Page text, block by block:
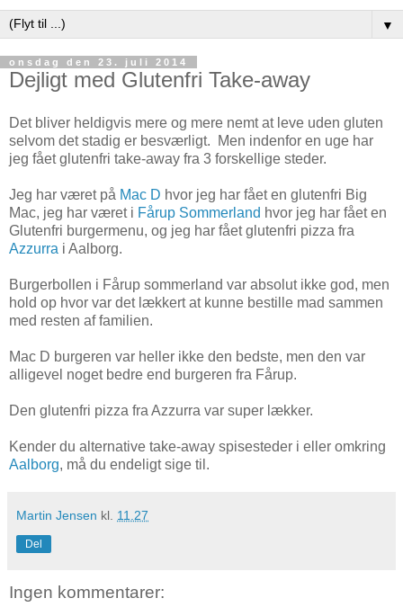
▼
onsdag den 23. juli 2014
Dejligt med Glutenfri Take-away
Det bliver heldigvis mere og mere nemt at leve uden gluten
selvom det stadig er besværligt. Men indenfor en uge har
jeg fået glutenfri take-away fra 3 forskellige steder.
Jeg har været på Mac D hvor jeg har fået en glutenfri Big
Mac, jeg har været i Fårup Sommerland hvor jeg har fået en
Glutenfri burgermenu, og jeg har fået glutenfri pizza fra
Azzurra i Aalborg.
Burgerbollen i Fårup sommerland var absolut ikke god, men
hold op hvor var det lækkert at kunne bestille mad sammen
med resten af familien.
Mac D burgeren var heller ikke den bedste, men den var
alligevel noget bedre end burgeren fra Fårup.
Den glutenfri pizza fra Azzurra var super lækker.
Kender du alternative take-away spisesteder i eller omkring
Aalborg, må du endeligt sige til.
Martin Jensen kl. 11.27
Del
Ingen kommentarer: